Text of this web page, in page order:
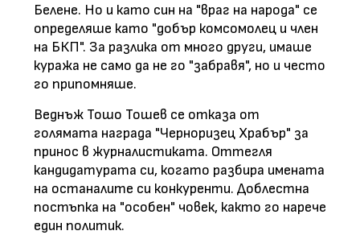
Белене. Но и като син на "враг на народа" се
определяше като "добър комсомолец и член
на БКП". За разлика от много други, имаше
куража не само да не го "забравя", но и често
го припомняше.
Веднъж Тошо Тошев се отказа от
голямата награда "Черноризец Храбър" за
принос в журналистиката. Оттегля
кандидатурата си, когато разбира имената
на останалите си конкуренти. Доблестна
постъпка на "особен" човек, както го нарече
един политик.